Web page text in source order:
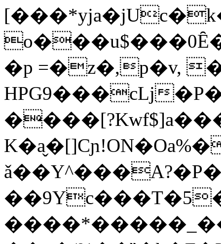
�p =�z�,p�v,
HPG9���cLj